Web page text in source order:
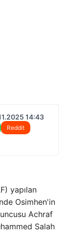
14:43
Reddit
yapılan
Osimhen'in
Achraf
Salah